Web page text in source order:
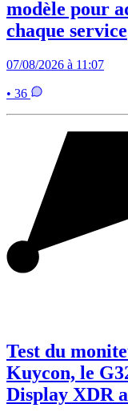
modèle pour
chaque service
07/08/2026 à 11:07
• 36
Test du
Kuycon, le
Display XDR